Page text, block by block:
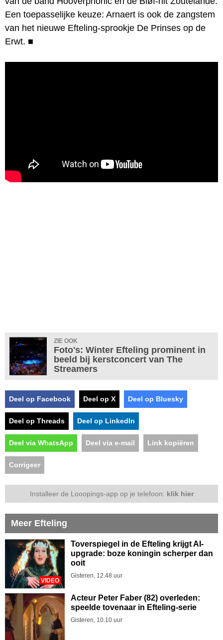
Een toepasselijke keuze: Arnaert is ook de zangstem
van het nieuwe Efteling-sprookje De Prinses op de
Erwt. ■
ZIE OOK
Foto's: Winter Efteling prominent in
beeld bij kerstconcert van The
Streamers
Deel op Facebook Deel op X Deel op Bluesky
Deel op Threads Deel op LinkedIn
Deel via WhatsApp Deel via e-mail Link kopiëren
Corrigeer
Installeer de Looopings-app op je telefoon: klik hier
Meer Efteling
VIDEO
Toverspiegel in de Efteling krijgt AI-
upgrade: boze koningin scherper dan
ooit
Gisteren, 12.48 uur
Acteur Peter Faber (82) overleden:
speelde tovenaar in Efteling-serie
Gisteren, 10.10 uur